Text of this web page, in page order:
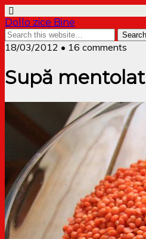
Dollo zice Bine
18/03/2012 • 16 comments
Supă